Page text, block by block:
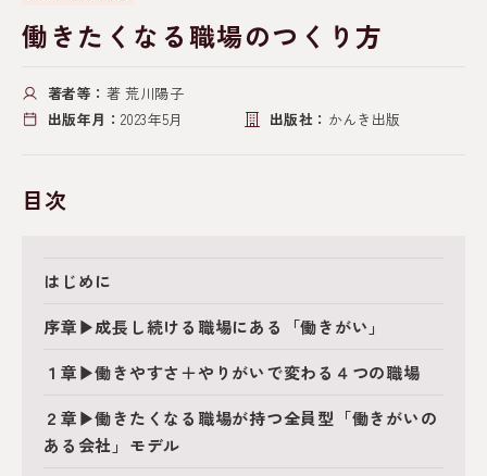
働きたくなる職場のつくり方
著者等： 著 荒川陽子
出版年月： 2023年5月 出版社： かんき出版
目次
はじめに
序章▶成長し続ける職場にある「働きがい」
１章▶働きやすさ＋やりがいで変わる４つの職場
２章▶働きたくなる職場が持つ全員型「働きがいの
ある会社」モデル